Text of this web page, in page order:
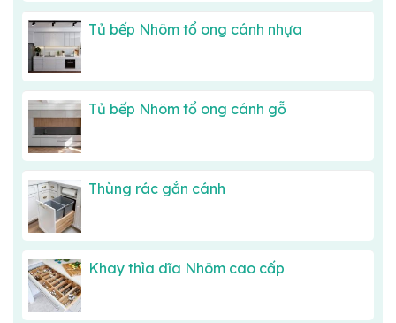
Tủ bếp Nhôm tổ ong cánh nhựa
Tủ bếp Nhôm tổ ong cánh gỗ
Thùng rác gắn cánh
Khay thìa dĩa Nhôm cao cấp